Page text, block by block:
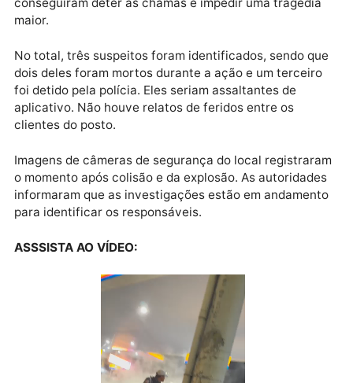
clientes assustados, além de causar grandes danos
materiais. Segundo relatos, os funcionários do posto
conseguiram deter as chamas e impedir uma
maior.
dois deles foram mortos durante a ação e um
foi detido pela polícia. Eles seriam assaltantes de
aplicativo. Não houve relatos de feridos entre os
o momento após colisão e da explosão. As
informaram que as investigações estão em
para identificar os responsáveis.
ASSSISTA AO VÍDEO: